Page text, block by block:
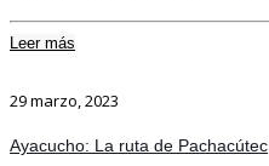
Leer más
29 marzo, 2023
Ayacucho: La ruta de Pachacútec